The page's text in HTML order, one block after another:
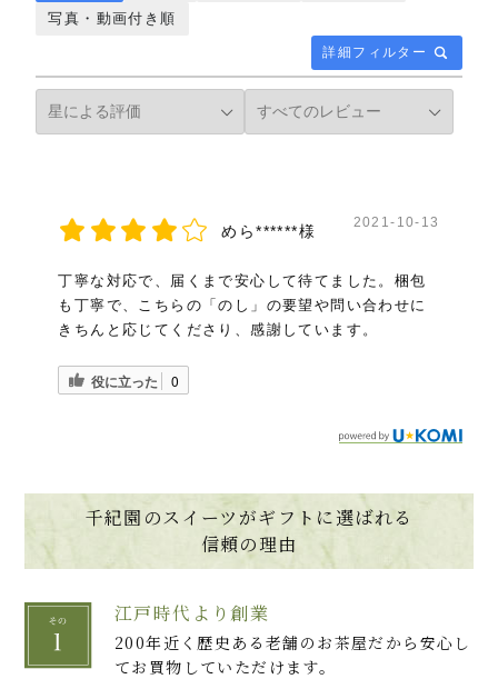
詳細フィルター
写真・動画付き順
めら******様 2021-10-13
丁寧な対応で、届くまで安心して待てました。梱包
も丁寧で、こちらの「のし」の要望や問い合わせに
きちんと応じてくださり、感謝しています。
役に立った 0
千紀園のスイーツがギフトに選ばれる
信頼の理由
江戸時代より創業
200年近く歴史ある老舗のお茶屋だから安心し
てお買物していただけます。